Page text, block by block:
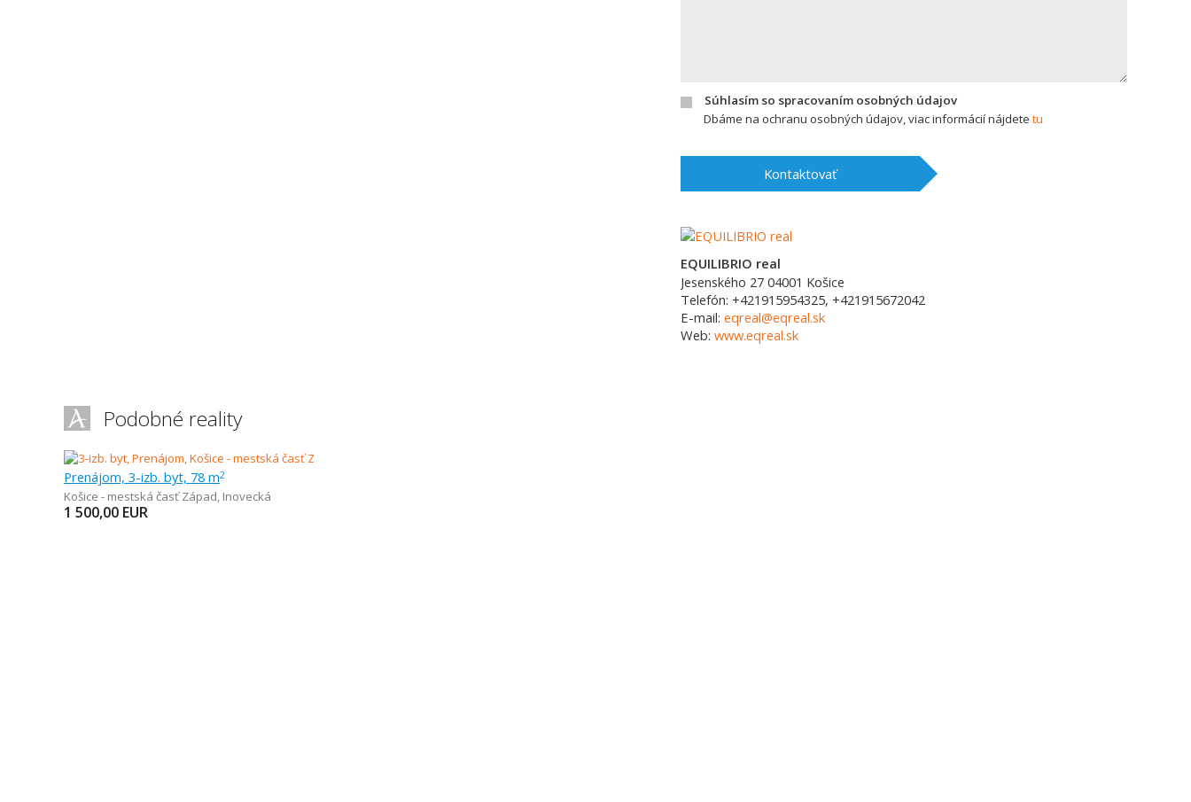
Súhlasím so spracovaním osobných údajov
Dbáme na ochranu osobných údajov, viac informácií nájdete tu
Kontaktovať
EQUILIBRIO real
Jesenského 27 04001 Košice
Telefón: +421915954325, +421915672042
E-mail: eqreal@eqreal.sk
Web: www.eqreal.sk
Podobné reality
Prenájom, 3-izb. byt, 78 m2
Košice - mestská časť Západ, Inovecká
1 500,00 EUR